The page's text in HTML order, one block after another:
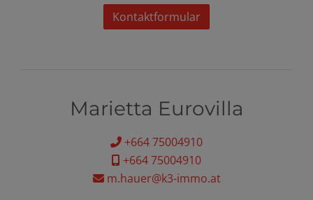
Kontaktformular
Marietta Eurovilla
+664 75004910
+664 75004910
m.hauer@k3-immo.at